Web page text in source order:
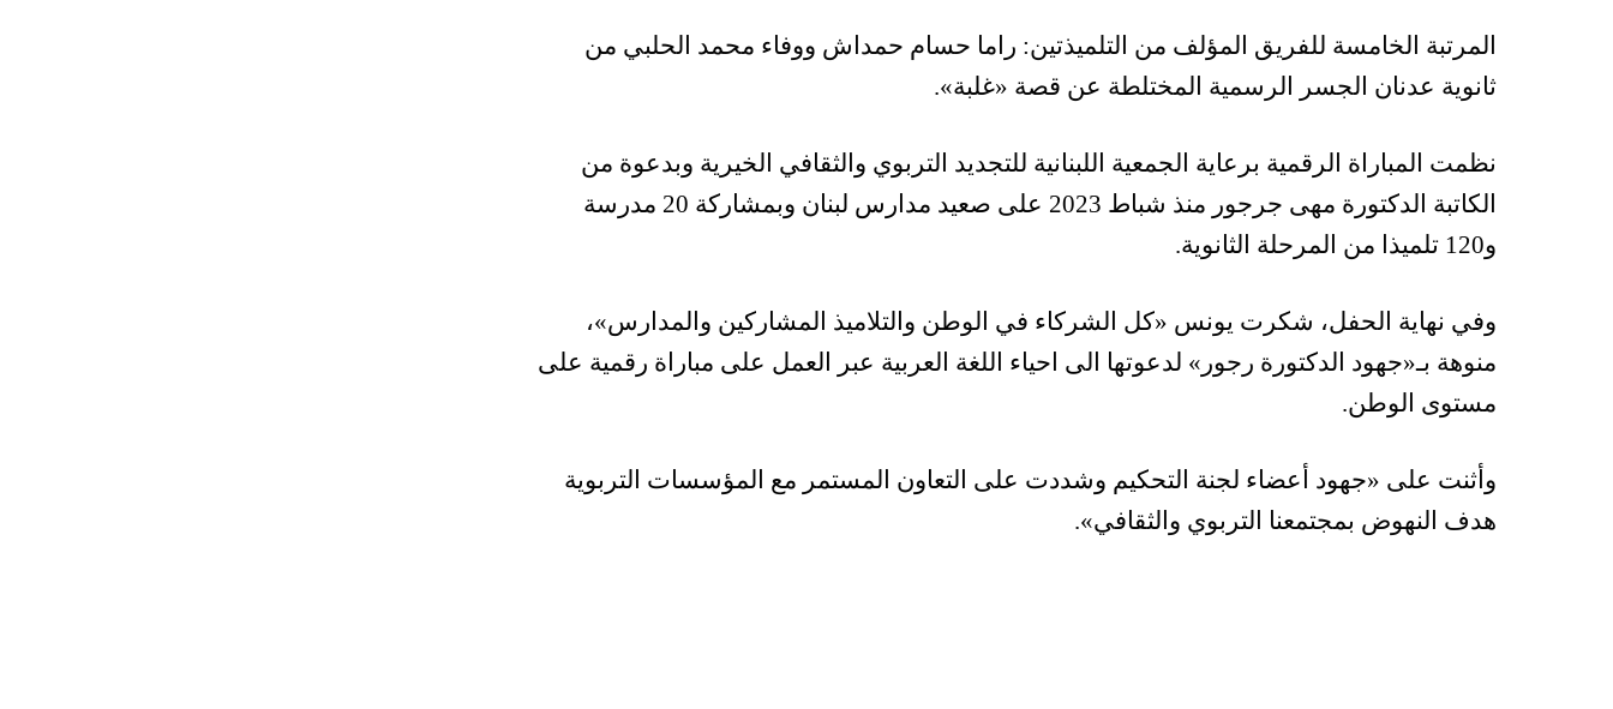
المرتبة الخامسة للفريق المؤلف من التلميذتين: راما حسام حمداش ووفاء محمد الحلبي من
ثانوية عدنان الجسر الرسمية المختلطة عن قصة «غلبة».
نظمت المباراة الرقمية برعاية الجمعية اللبنانية للتجديد التربوي والثقافي الخيرية وبدعوة من
الكاتبة الدكتورة مهى جرجور منذ شباط 2023 على صعيد مدارس لبنان وبمشاركة 20 مدرسة
و120 تلميذا من المرحلة الثانوية.
وفي نهاية الحفل، شكرت يونس «كل الشركاء في الوطن والتلاميذ المشاركين والمدارس»،
منوهة بـ«جهود الدكتورة رجور» لدعوتها الى احياء اللغة العربية عبر العمل على مباراة رقمية على
مستوى الوطن.
وأثنت على «جهود أعضاء لجنة التحكيم وشددت على التعاون المستمر مع المؤسسات التربوية
هدف النهوض بمجتمعنا التربوي والثقافي».